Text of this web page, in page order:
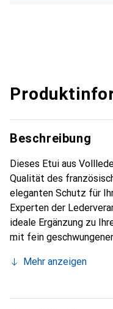
Beschreibung
Dieses Etui aus
Qualität des
eleganten Schutz für
Experten der
ideale Ergänzung zu
mit fein
Smartphone. Die
für den anspruchsvollen
Mehr anzeigen